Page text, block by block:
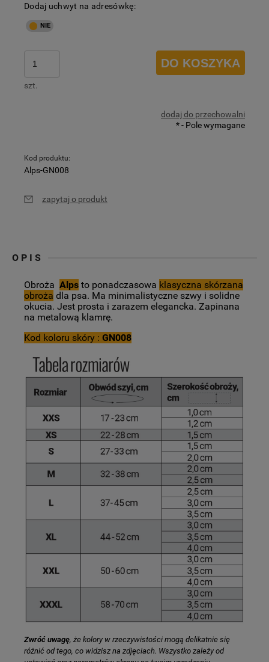
Dodaj uchwyt na adresówkę:
szt.
DO KOSZYKA
dodaj do przechowalni
*- Pole wymagane
Kod produktu:
Alps-GN008
zapytaj o produkt
OPIS
Obroża Alps to ponadczasowa klasyczna skórzana
obroża dla psa. Ma minimalistyczne szwy i solidne
okucia. Jest prosta i zarazem elegancka. Zapinana
na metalową klamrę.
Kod koloru skóry : GN008
Zwróć uwagę, że kolory w rzeczywistości mogą delikatnie się
różnić od tego, co widzisz na zdjęciach. Wszystko zależy od